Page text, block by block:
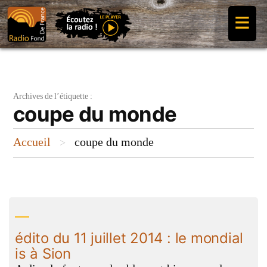
Aller
au
contenu
≡
Archives de l’étiquette :
coupe du monde
Accueil > coupe du monde
édito du 11 juillet 2014 : le mondial
is à Sion